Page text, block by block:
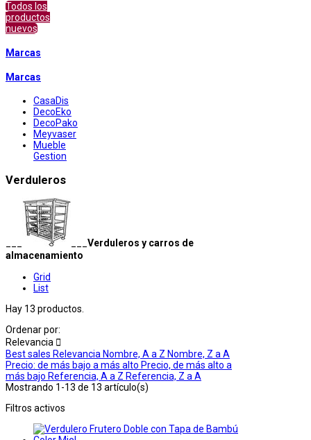
Todos los
productos
nuevos
Marcas
Marcas
CasaDis
DecoEko
DecoPako
Meyvaser
Mueble
Gestion
Verduleros
Verduleros y carros de
almacenamiento
Grid
List
Hay 13 productos.
Ordenar por:
Relevancia 
Best sales Relevancia Nombre, A a Z Nombre, Z a A
Precio: de más bajo a más alto Precio, de más alto a
más bajo Referencia, A a Z Referencia, Z a A
Mostrando 1-13 de 13 artículo(s)
Filtros activos